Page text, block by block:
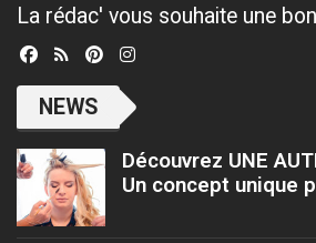
La rédac' vous souhaite une
NEWS
Découvrez UNE
Un concept unique